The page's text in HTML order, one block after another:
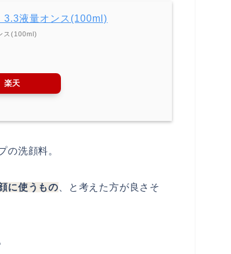
3.3液量オンス(100ml)
ス(100ml)
楽天
の洗顔料。
に使うもの 、と考えた方が良さそ